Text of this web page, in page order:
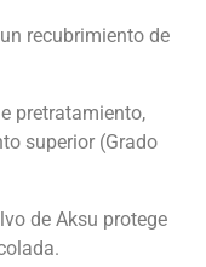
recubrimiento de
pretratamiento,
superior (Grado
de Aksu protege